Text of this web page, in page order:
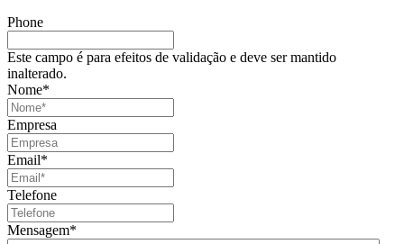
Phone
Este campo é para efeitos de validação e deve ser mantido
inalterado.
Nome*
Empresa
Email*
Telefone
Mensagem*